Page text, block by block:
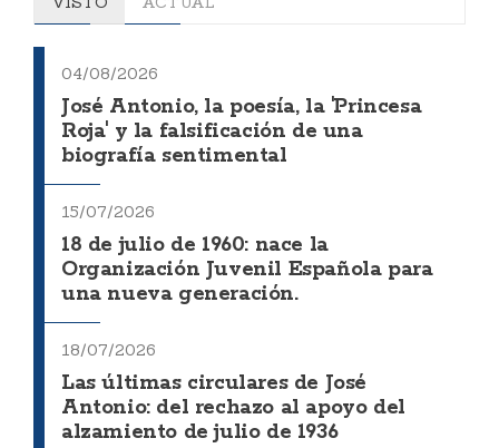
04/08/2026
José Antonio, la poesía, la 'Princesa
Roja' y la falsificación de una
biografía sentimental
15/07/2026
18 de julio de 1960: nace la
Organización Juvenil Española para
una nueva generación.
18/07/2026
Las últimas circulares de José
Antonio: del rechazo al apoyo del
alzamiento de julio de 1936